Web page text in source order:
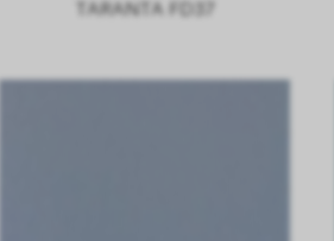
TARANTA FD37